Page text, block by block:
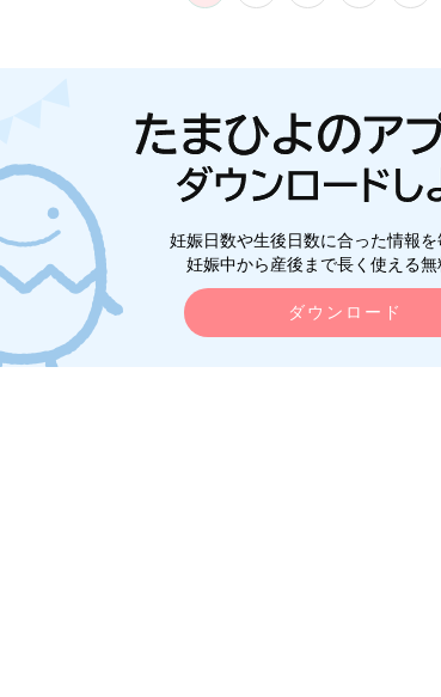
妊娠日数や生後日数に合った情報
妊娠中から産後まで長く使える無
ダウンロード